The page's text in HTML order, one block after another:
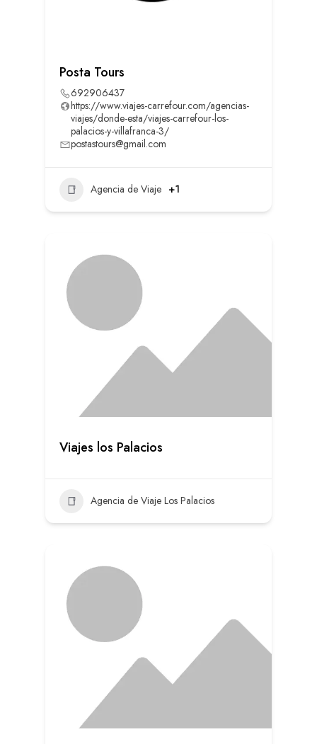
Posta Tours
692906437
https://www.viajes-carrefour.com/agencias-
viajes/donde-esta/viajes-carrefour-los-
palacios-y-villafranca-3/
postastours@gmail.com
Agencia de Viaje +1
Viajes los Palacios
Agencia de Viaje Los Palacios